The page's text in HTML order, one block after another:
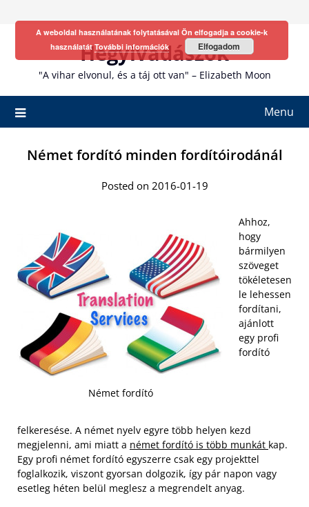
Hegyivadászok
"A vihar elvonul, és a táj ott van" – Elizabeth Moon
Menu
Német fordító minden fordítóirodánál
Posted on 2016-01-19
Német fordító
Ahhoz,
hogy
bármilyen
szöveget
tökéletesen
le lehessen
fordítani,
ajánlott
egy profi
fordító
felkeresése. A német nyelv egyre több helyen kezd
megjelenni, ami miatt a német fordító is több munkát kap.
Egy profi német fordító egyszerre csak egy projekttel
foglalkozik, viszont gyorsan dolgozik, így pár napon vagy
esetleg héten belül meglesz a megrendelt anyag.
A weboldal használatának folytatásával Ön elfogadja a cookie-k
használatátTovábbi információk Elfogadom